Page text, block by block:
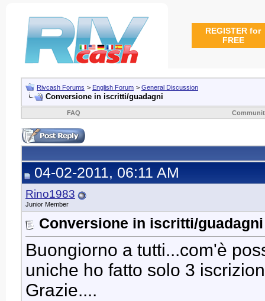
REGISTER for
FREE
Rivcash Forums > English Forum > General Discussion
Conversione in iscritti/guadagni
FAQ
04-02-2011, 06:11 AM
Rino1983
Junior Member
Conversione in iscritti/guadagni
Buongiorno a tutti...com'è
uniche ho fatto solo 3
Grazie....